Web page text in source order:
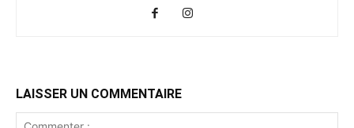
LAISSER UN COMMENTAIRE